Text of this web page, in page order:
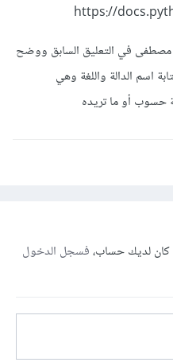
في التعليق السابق ووضح
اسم الدالة واللغة وهي
كان لديك حساب،فسجل الدخول